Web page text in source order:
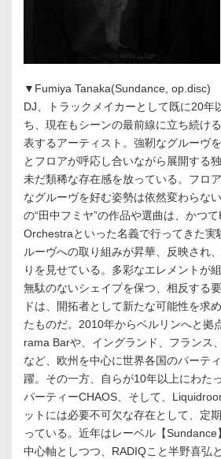
▼Fumiya Tanaka(Sundance, op.disc)
DJ、トラックメイカーとして既に20年
ち、現在もシーンの最前線に立ち続け
表するアーティスト。強靭なグルーヴ
とフロアが呼応し合いながら展開する
未だ類稀な存在感を放っている。フロ
なグルーヴを好む姿勢は依然変わらな
の“田中フミヤ”の作品や選曲は、かつ
Orchestraといった名義で行ってきた実
ルーヴへの取り組みが昇華、反映され
りを見せている。多彩なエレメントが
無駄のないシェイプを保つ、相反する
ドは、開拓者として新たな可能性を求
たものだ。2010年からベルリンへと拠
rama Barや、イングランド、フランス
など、欧州を中心に世界各国のパーテ
躍。その一方、自らが10年以上にわた
パーティーCHAOS、そして、
ットには必要不可欠な存在として、定
っている。近年はレーベル【
中心軸としつつ、RADIQこと半野喜弘